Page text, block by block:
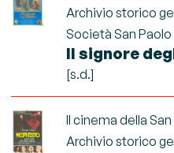
Archivio storico
Società San Paolo
Il signore
[s.d.]
Il cinema della
Archivio storico